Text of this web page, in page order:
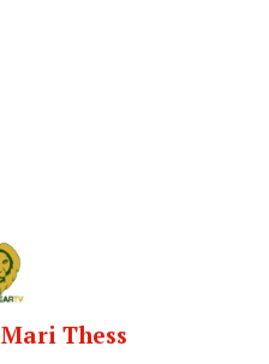
Mari Thess